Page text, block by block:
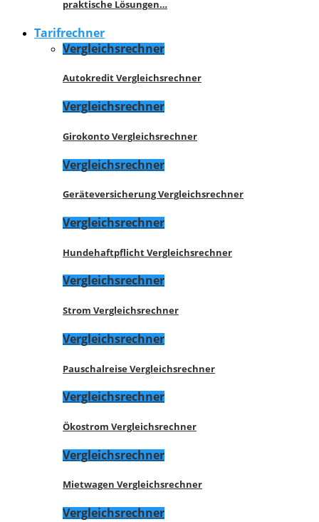
praktische Lösungen…
Tarifrechner
Vergleichsrechner
Autokredit Vergleichsrechner
Vergleichsrechner
Girokonto Vergleichsrechner
Vergleichsrechner
Geräteversicherung Vergleichsrechner
Vergleichsrechner
Hundehaftpflicht Vergleichsrechner
Vergleichsrechner
Strom Vergleichsrechner
Vergleichsrechner
Pauschalreise Vergleichsrechner
Vergleichsrechner
Ökostrom Vergleichsrechner
Vergleichsrechner
Mietwagen Vergleichsrechner
Vergleichsrechner